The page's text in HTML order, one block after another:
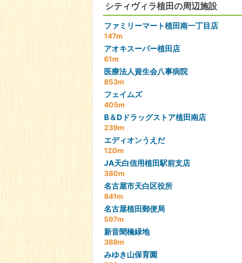
シティヴィラ植田の周辺施設
ファミリーマート植田南一丁目店
147m
アオキスーパー植田店
61m
医療法人資生会八事病院
853m
フェイムズ
405m
B＆Dドラッグストア植田南店
239m
エディオンうえだ
120m
JA天白信用植田駅前支店
380m
名古屋市天白区役所
841m
名古屋植田郵便局
597m
新音聞橋緑地
388m
みゆき山保育園